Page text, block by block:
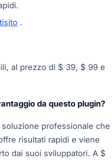
.
al prezzo di $ 39, $ 99 e
da questo plugin?
professionale che
risultati rapidi e viene
dai suoi sviluppatori. A $